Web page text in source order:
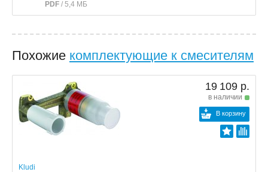
PDF / 5,4 МБ
Похожие комплектующие к смесителям
19 109 р.
в наличии
В корзину
Kludi